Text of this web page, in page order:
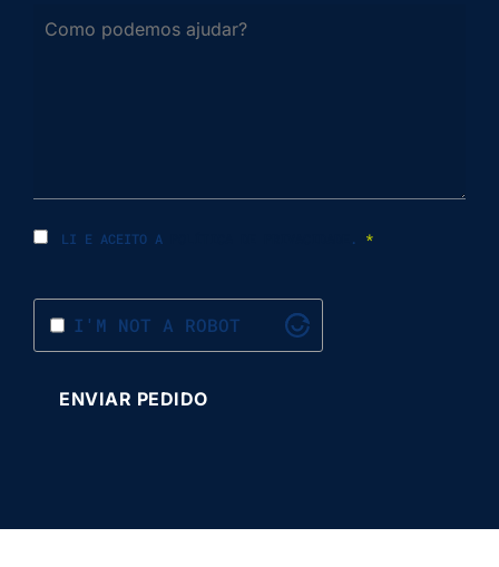
LI E ACEITO A . *
I'M NOT A ROBOT